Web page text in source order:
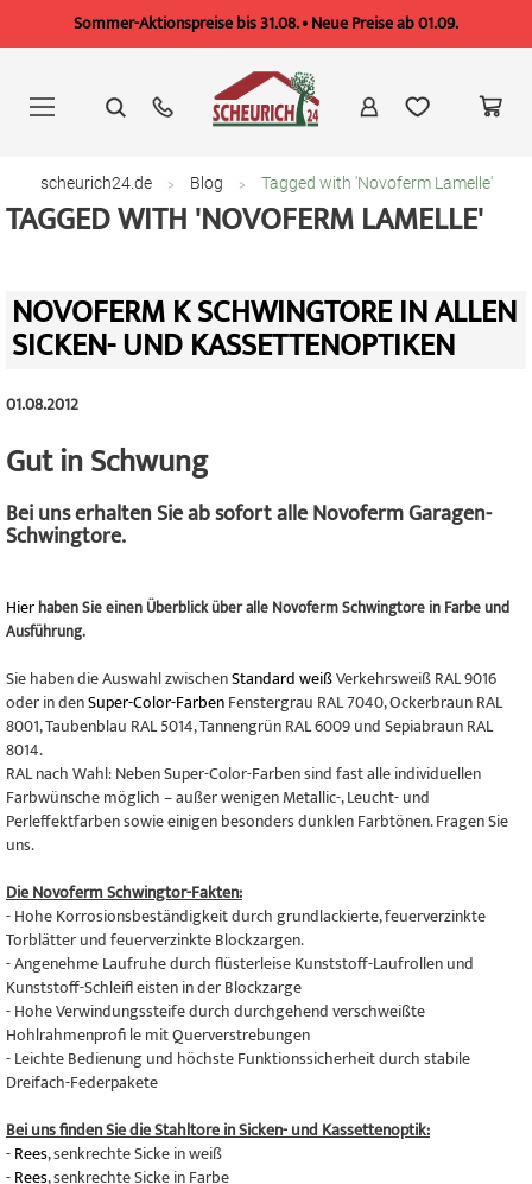
Sommer-Aktionspreise bis 31.08. • Neue Preise ab 01.09.
springen
scheurich24.de Blog Tagged with 'Novoferm Lamelle'
TAGGED WITH 'NOVOFERM LAMELLE'
NOVOFERM K SCHWINGTORE IN ALLEN
SICKEN- UND KASSETTENOPTIKEN
01.08.2012
Gut in Schwung
Bei uns erhalten Sie ab sofort alle Novoferm Garagen-
Schwingtore.
Hierhaben Sie einen Überblick über alle Novoferm Schwingtore in Farbe und
Ausführung.
Sie haben die Auswahl zwischenStandard weißVerkehrsweiß RAL 9016
oder in denSuper-Color-FarbenFenstergrau RAL 7040, Ockerbraun RAL
8001, Taubenblau RAL 5014, Tannengrün RAL 6009 und Sepiabraun RAL
8014.
RAL nach Wahl: Neben Super-Color-Farben sind fast alle individuellen
Farbwünsche möglich – außer wenigen Metallic-, Leucht- und
Perleffektfarben sowie einigen besonders dunklen Farbtönen. Fragen Sie
uns.
Die Novoferm Schwingtor-Fakten:
- Hohe Korrosionsbeständigkeit durch grundlackierte, feuerverzinkte
Torblätter und feuerverzinkte Blockzargen.
- Angenehme Laufruhe durch flüsterleise Kunststoff-Laufrollen und
Kunststoff-Schleifl eisten in der Blockzarge
- Hohe Verwindungssteife durch durchgehend verschweißte
Hohlrahmenprofi le mit Querverstrebungen
- Leichte Bedienung und höchste Funktionssicherheit durch stabile
Dreifach-Federpakete
Bei uns finden Sie die Stahltore in Sicken- und Kassettenoptik:
-Rees, senkrechte Sicke in weiß
-Rees, senkrechte Sicke in Farbe